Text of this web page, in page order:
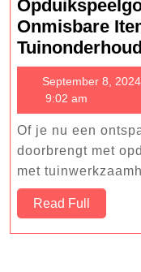
Onmisbare
Tuinonderhoud
September 8, 2024
9:02 am
Of je nu een
doorbrengt met
met
Read Full
Full